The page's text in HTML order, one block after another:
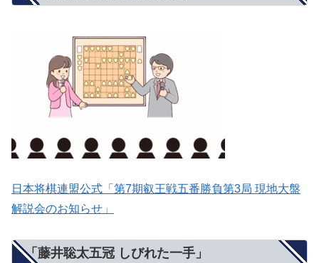
日本将棋連盟公式「第7期叡王戦五番勝負第3局 現地大盤
解説会のお知らせ」
「藤井聡太五冠 しびれた一手」